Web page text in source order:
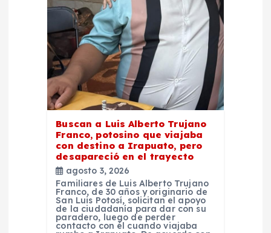
Buscan a Luis Alberto Trujano
Franco, potosino que viajaba
con destino a Irapuato, pero
desapareció en el trayecto
agosto 3, 2026
Familiares de Luis Alberto Trujano
Franco, de 30 años y originario de
San Luis Potosí, solicitan el apoyo
de la ciudadanía para dar con su
paradero, luego de perder
contacto con él cuando viajaba